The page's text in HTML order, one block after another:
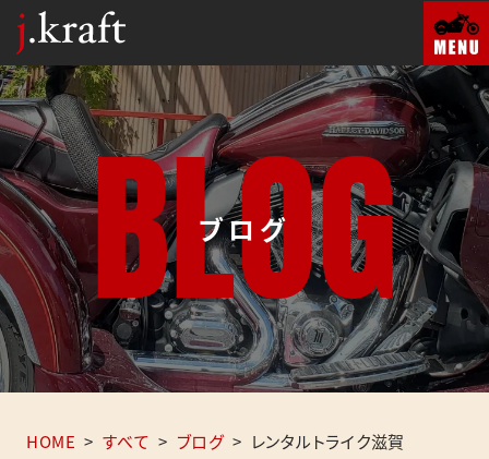
BLOG
ブログ
HOME > すべて > ブログ > レンタルトライク滋賀